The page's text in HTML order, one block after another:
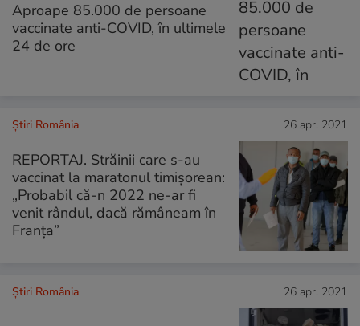
Aproape 85.000 de persoane
vaccinate anti-COVID, în ultimele
24 de ore
Știri România 26 apr. 2021
REPORTAJ. Străinii care s-au
vaccinat la maratonul timișorean:
„Probabil că-n 2022 ne-ar fi
venit rândul, dacă rămâneam în
Franța”
Știri România 26 apr. 2021